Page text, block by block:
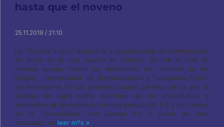
hasta que el noveno
25.11.2019 / 21:10
La “Zvezda Yugra” disputó la segunda ronda del Campeonato
de Rusia en la Liga Juvenil de Voleibol. En Ufa el rival de
nuestro equipo fueron los anfitriones: los “Berkuts de los
Urales”, "Universidad" de Nizhnevartovsk y "Lokomotiv-TsIVS"
de Novosibirsk. En los primeros cuatro partidos de la gira la
Estrella de Ugra sufrió derrotas: de los propietarios y
residentes de Novosibirsk con una puntuación 0:3 y dos veces
de la “Universidad” con puntaje 1:3. A pesar de este
resultado, en leer m?s »